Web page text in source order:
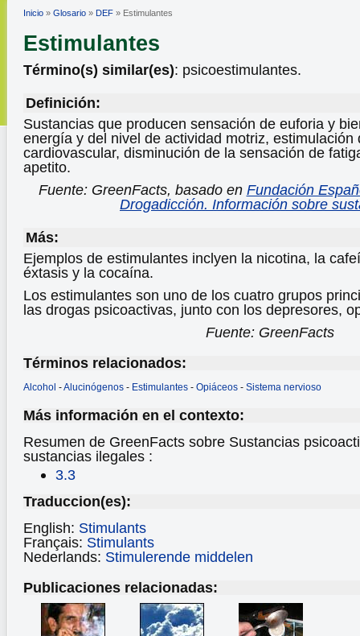
Inicio » Glosario » DEF » Estimulantes
Estimulantes
Término(s) similar(es): psicoestimulantes.
Definición:
Sustancias que producen sensación de euforia y
energía y del nivel de actividad motriz, estimulación
cardiovascular, disminución de la sensación de
apetito.
Fuente: GreenFacts, basado en Fundación
Drogadicción. Información sobre
Más:
Ejemplos de estimulantes inclyen la nicotina, la
éxtasis y la cocaína.
Los estimulantes son uno de los cuatro grupos
las drogas psicoactivas, junto con los depresores,
Fuente: GreenFacts
Términos relacionados:
Alcohol -Alucinógenos - Estimulantes - Opiáceos - Sistema nervioso
Más información en el contexto:
Resumen de GreenFacts sobre Sustancias
sustancias ilegales :
3.3
Traduccion(es):
English: Stimulants
Français: Stimulants
Nederlands: Stimulerende middelen
Publicaciones relacionadas: